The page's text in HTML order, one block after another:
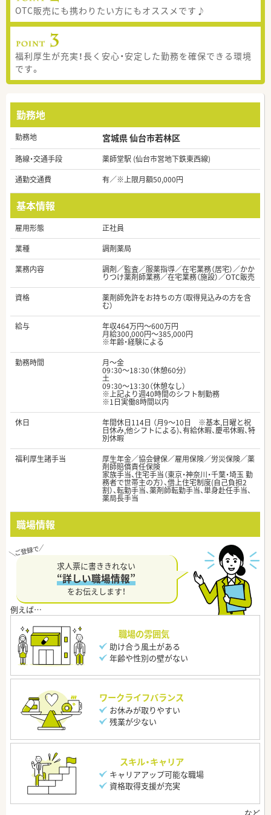
OTC販売にも携わりたい方にもオススメです♪
福利厚生が充実！長く安心・安定した勤務を確保できる環境
です。
勤務地
勤務地 宮城県 仙台市若林区
路線・交通手段
薬師堂駅 (仙台市営地下鉄東西線)
通勤交通費
有／※上限月額50,000円
基本情報
雇用形態
正社員
業種
調剤薬局
業務内容
調剤／監査／服薬指導／在宅業務（居宅）／かか
りつけ薬剤師業務／在宅業務（施設）／OTC販売
資格
薬剤師免許をお持ちの方（取得見込みの方を含
む）
給与
年収464万円～600万円
月給300,000円～385,000円
※年齢・経験による
勤務時間
月～金
09：30～18：30（休憩60分）
土
09：30～13：30（休憩なし）
※上記より週40時間のシフト制勤務
※1日実働8時間以内
休日
年間休日114日 （月9～10日 ※基本,日曜と祝
日休み,他シフトによる)、有給休暇、慶弔休暇、特
別休暇
福利厚生諸手当
厚生年金／協会健保／雇用保険／労災保険／薬
剤師賠償責任保険
家族手当、住宅手当（東京・神奈川・千葉・埼玉 勤
務者で世帯主の方）、借上住宅制度(自己負担2
割）、転勤手当、薬剤師転勤手当、単身赴任手当、
薬局長手当
職場情報
求人票に書ききれない
“詳しい職場情報”
をお伝えします！
職場の雰囲気
助け合う風土がある
年齢や性別の壁がない
ワークライフバランス
お休みが取りやすい
残業が少ない
スキル・キャリア
キャリアアップ可能な職場
資格取得支援が充実